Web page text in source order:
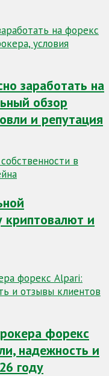
заработать на
обзор
и репутация
криптовалют и
форекс
надежность и
году